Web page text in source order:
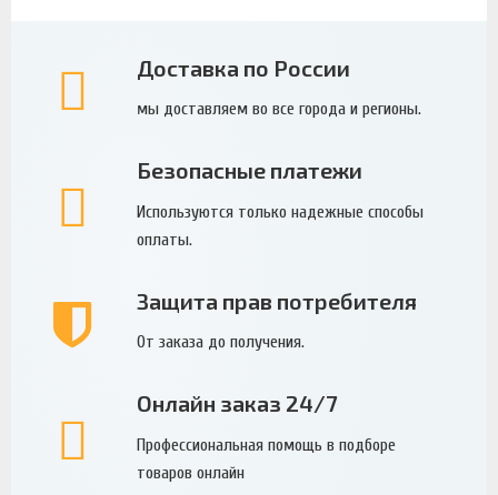
Доставка по России
мы доставляем во все города и регионы.
Безопасные платежи
Используются только надежные способы
оплаты.
Защита прав потребителя
От заказа до получения.
Онлайн заказ 24/7
Профессиональная помощь в подборе
товаров онлайн